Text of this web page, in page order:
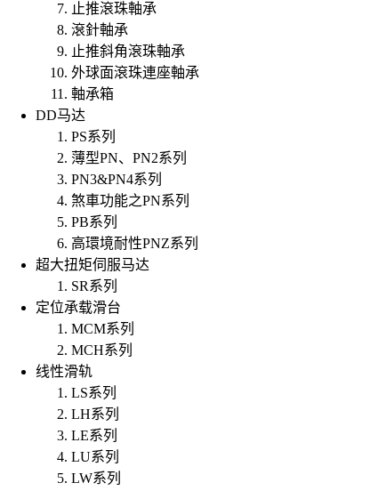
止推滾珠軸承
滾針軸承
止推斜角滾珠軸承
外球面滾珠連座軸承
軸承箱
DD马达
PS系列
薄型PN、PN2系列
PN3&PN4系列
煞車功能之PN系列
PB系列
高環境耐性PNZ系列
超大扭矩伺服马达
SR系列
定位承载滑台
MCM系列
MCH系列
线性滑轨
LS系列
LH系列
LE系列
LU系列
LW系列